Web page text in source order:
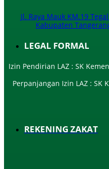
Jl. Raya Mauk KM.19
Kabupaten
LEGAL FORMAL
Izin Pendirian LAZ : SK
Perpanjangan Izin LAZ : SK
REKENING ZAKAT